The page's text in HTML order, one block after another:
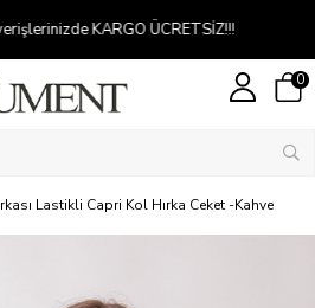
kartına 2-5 taksit
0
Lastikli Capri Kol Hırka Ceket -Kahve